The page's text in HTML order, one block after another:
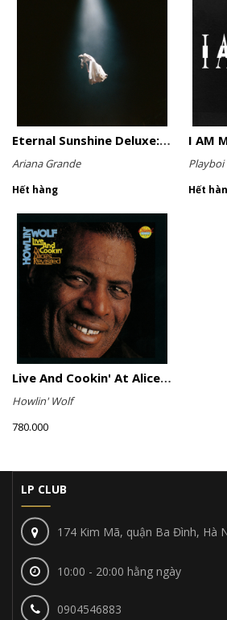
Eternal Sunshine Deluxe: Brighter Days Ahead (Translucent Marble Vinyl)
Ariana Grande
Hết hàng
I AM
Playboi
Hết
Live And Cookin' At Alice's Revisited
Howlin' Wolf
780.000
LP CLUB
174 Kim Mã, quận Ba Đình, Hà
10:00 - 20:00 hằng ngày
0904546883